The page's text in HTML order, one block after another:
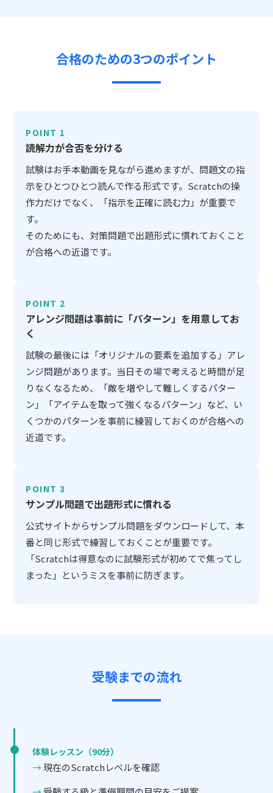
合格のための3つのポイント
POINT 1
読解力が合否を分ける
試験はお手本動画を見ながら進めますが、問題文の指
示をひとつひとつ読んで作る形式です。Scratchの操
作力だけでなく、「指示を正確に読む力」が重要で
す。
そのためにも、対策問題で出題形式に慣れておくこと
が合格への近道です。
POINT 2
アレンジ問題は事前に「パターン」を用意してお
く
試験の最後には「オリジナルの要素を追加する」アレ
ンジ問題があります。当日その場で考えると時間が足
りなくなるため、「敵を増やして難しくするパター
ン」「アイテムを取って強くなるパターン」など、い
くつかのパターンを事前に練習しておくのが合格への
近道です。
POINT 3
サンプル問題で出題形式に慣れる
公式サイトからサンプル問題をダウンロードして、本
番と同じ形式で練習しておくことが重要です。
「Scratchは得意なのに試験形式が初めてで焦ってし
まった」というミスを事前に防ぎます。
受験までの流れ
体験レッスン（90分）
現在のScratchレベルを確認